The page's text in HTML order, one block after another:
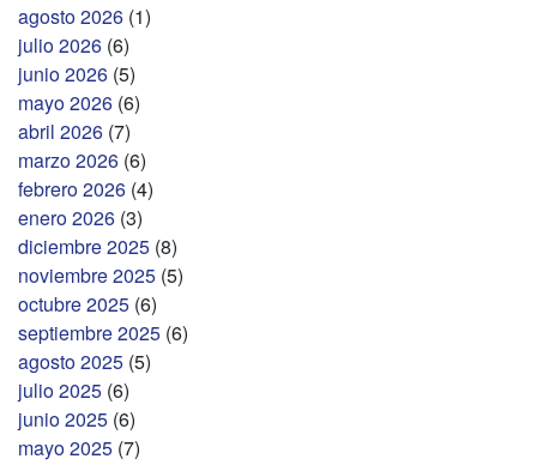
agosto 2026 (1)
julio 2026 (6)
junio 2026 (5)
mayo 2026 (6)
abril 2026 (7)
marzo 2026 (6)
febrero 2026 (4)
enero 2026 (3)
diciembre 2025 (8)
noviembre 2025 (5)
octubre 2025 (6)
septiembre 2025 (6)
agosto 2025 (5)
julio 2025 (6)
junio 2025 (6)
mayo 2025 (7)